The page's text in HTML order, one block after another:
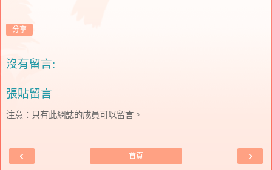
分享
沒有留言:
張貼留言
注意：只有此網誌的成員可以留言。
‹ ›
首頁